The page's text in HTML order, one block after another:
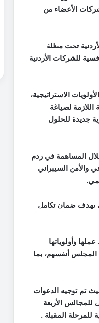
الأعضاء من
تحت مظلة
للشركات الأردنية
الاستراتيجية،
لصياغة
جديدة للحلول
المساهمة في ردم
والأمن السيبراني
بهدف ضمان تكامل
وأولوياتها
المجلس أنفسهم، بما
تم توجيه الدعوات
للمجالس الأربعة
للمرحلة المقبلة .